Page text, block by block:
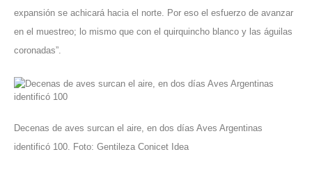
expansión se achicará hacia el norte. Por eso el esfuerzo de avanzar
en el muestreo; lo mismo que con el quirquincho blanco y las águilas
coronadas”.
Decenas de aves surcan el aire, en dos días Aves Argentinas
identificó 100. Foto: Gentileza Conicet Idea